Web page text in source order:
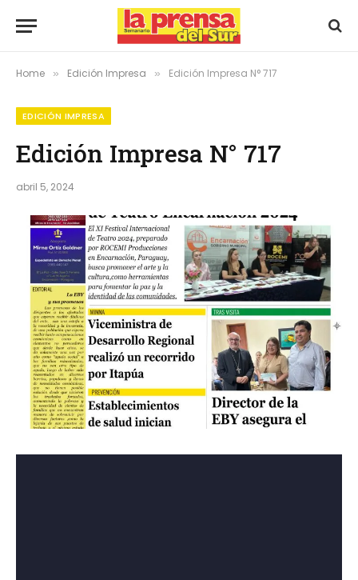
Home » Edición Impresa » Edición Impresa N° 717
EDICIÓN IMPRESA
Edición Impresa N° 717
abril 5, 2024